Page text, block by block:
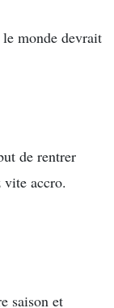
monde devrait
de rentrer
vite accro.
saison et